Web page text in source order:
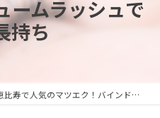
ームラッシュで
持ち
寿で人気のマツエク！バインドロックとボリュームラッシュで目元長持ち